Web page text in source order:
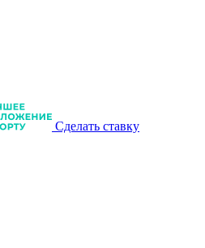
Сделать ставку